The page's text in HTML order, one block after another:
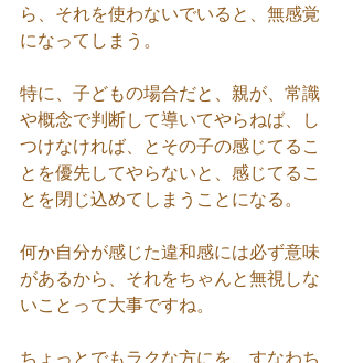
ら、それを使わないでいると、無感覚
になってしまう。
特に、子どもの場合だと、親が、常識
や概念で判断して導いてやらねば、し
つけなければ、とその子の感じてるこ
とを優先してやらないと、感じてるこ
とを閉じ込めてしまうことになる。
何か自分が感じた違和感には必ず意味
があるから、それをちゃんと無視しな
いことって大事ですね。
ちょっとでもラクな方にを、すなわち